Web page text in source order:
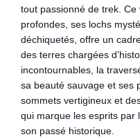
tout passionné de trek.
profondes, ses lochs
déchiquetés, offre un
des terres chargées
incontournables, la
sa beauté sauvage et ses
sommets vertigineux et
qui marque les esprits par
son passé historique.